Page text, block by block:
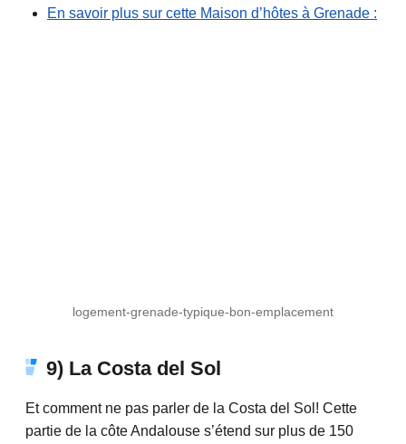
En savoir plus sur cette Maison d’hôtes à Grenade :
logement-grenade-typique-bon-emplacement
9) La Costa del Sol
Et comment ne pas parler de la Costa del Sol! Cette
partie de la côte Andalouse s’étend sur plus de 150